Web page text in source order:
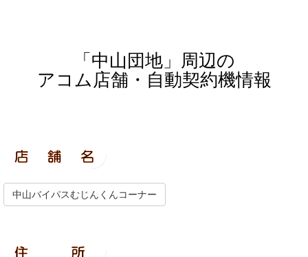
「中山団地」周辺の
アコム店舗・自動契約機情報
中山バイパスむじんくんコーナー